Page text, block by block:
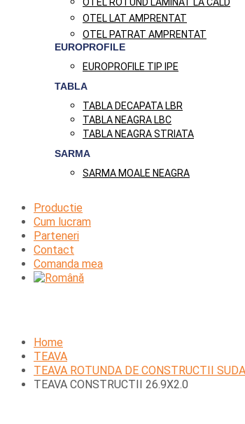
OTEL LAT AMPRENTAT
OTEL PATRAT AMPRENTAT
EUROPROFILE
EUROPROFILE TIP IPE
TABLA
TABLA DECAPATA LBR
TABLA NEAGRA LBC
TABLA NEAGRA STRIATA
SARMA
SARMA MOALE NEAGRA
Productie
Cum lucram
Parteneri
Contact
Comanda mea
Home
TEAVA
TEAVA ROTUNDA DE CONSTRUCTII
TEAVA CONSTRUCTII 26.9X2.0